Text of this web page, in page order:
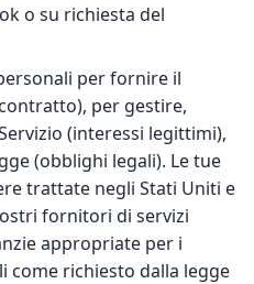
o su richiesta del
per fornire il
per gestire,
(interessi legittimi),
(obblighi legali). Le tue
trattate negli Stati Uniti e
fornitori di servizi
appropriate per i
richiesto dalla legge